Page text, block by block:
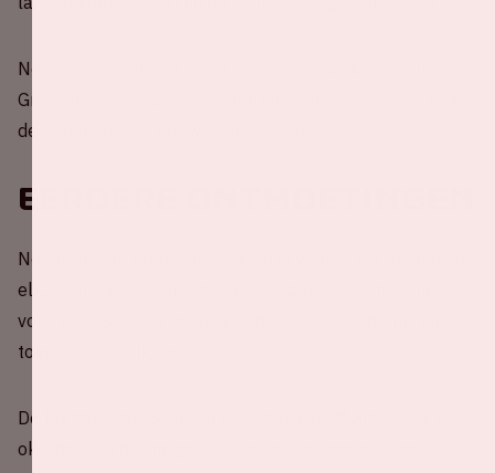
Nederland zit, naast Frankrijk, in de kwalificatiepoule met
Griekenland, Ierland en Gibraltar. Van iedere poule gaan
de nummers één en twee direct door.
Eerdere ontmoetingen
Nederland en Frankrijk stonden al veel vaker tegenover
elkaar in diverse competities. De laatste ontmoeting
vond plaats op 24 maart van dit jaar. De wedstrijd ging
toen, in Frankrijk, verloren met 4-0.
De laatste ontmoeting in de Johan Cruijff ArenA, op 10
oktober 2016, eindigde ook in een verliespartij met 0-1.